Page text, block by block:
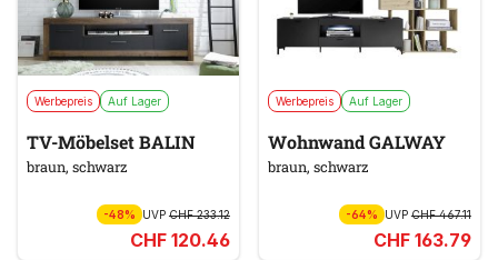
Werbepreis Auf Lager
TV-Möbelset BALIN
braun, schwarz
-48% UVP CHF 233.12
CHF 120.46
Werbepreis Auf Lager
Wohnwand GALWAY
braun, schwarz
-64% UVPCHF 467.11
CHF 163.79